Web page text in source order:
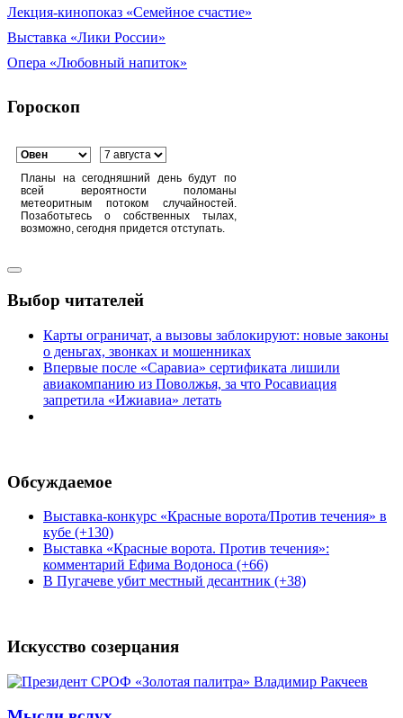
Лекция-кинопоказ «Семейное счастие»
Выставка «Лики России»
Опера «Любовный напиток»
Гороскоп
Планы на сегодняшний день будут по
всей вероятности поломаны
метеоритным потоком случайностей.
Позаботьтесь о собственных тылах,
возможно, сегодня придется отступать.
Выбор читателей
Карты ограничат, а вызовы заблокируют: новые законы
о деньгах, звонках и мошенниках
Впервые после «Саравиа» сертификата лишили
авиакомпанию из Поволжья, за что Росавиация
запретила «Ижиавиа» летать
Обсуждаемое
Выставка-конкурс «Красные ворота/Против течения» в
кубе (+130)
Выставка «Красные ворота. Против течения»:
комментарий Ефима Водоноса (+66)
В Пугачеве убит местный десантник (+38)
Искусство созерцания